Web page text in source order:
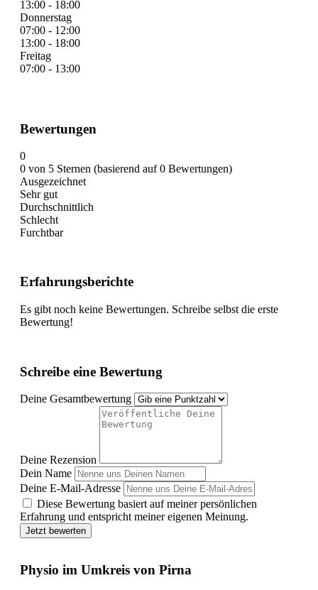
13:00 - 18:00
Donnerstag
07:00 - 12:00
13:00 - 18:00
Freitag
07:00 - 13:00
Bewertungen
0
0 von 5 Sternen (basierend auf 0 Bewertungen)
Ausgezeichnet
Sehr gut
Durchschnittlich
Schlecht
Furchtbar
Erfahrungsberichte
Es gibt noch keine Bewertungen. Schreibe selbst die erste
Bewertung!
Schreibe eine Bewertung
Deine Gesamtbewertung
Deine Rezension
Dein Name
Deine E-Mail-Adresse
Diese Bewertung basiert auf meiner persönlichen
Erfahrung und entspricht meiner eigenen Meinung.
Jetzt bewerten
Physio im Umkreis von Pirna